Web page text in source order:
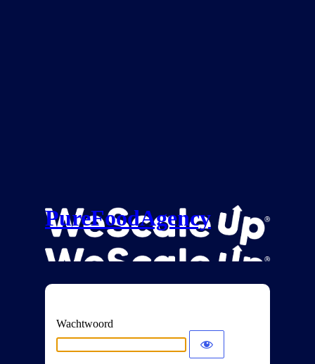
PureFoodAgency
Wachtwoord